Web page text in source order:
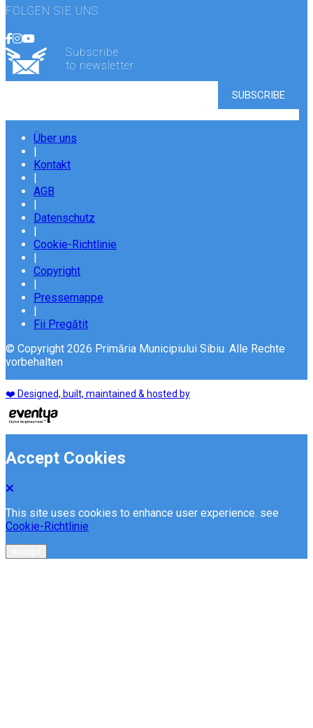
FOLGEN SIE UNS
Subscribe
to newsletter
Über uns
Kontakt
AGB
Datenschutz
Cookie-Richtlinie
Copyright
Pressemappe
Fii Pregătit
© Copyright 2026 Primăria Municipiului Sibiu. Alle Rechte
vorbehalten
❤️ Designed, built, maintained & hosted by
Accept Cookies
This site uses cookies to enhance user experience. see
Cookie-Richtlinie